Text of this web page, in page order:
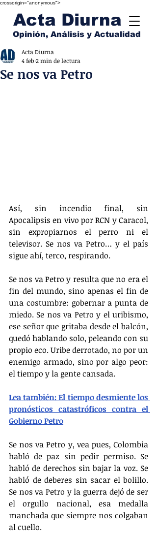
crossorigin="anonymous">
Acta Diurna
Opinión, Análisis y Actualidad
Se nos va Petro
Acta Diurna
4 feb 2 min de lectura
Así, sin incendio final, sin
Apocalipsis en vivo por RCN y Caracol,
sin expropiarnos el perro ni el
televisor. Se nos va Petro… y el país
sigue ahí, terco, respirando.
Se nos va Petro y resulta que no era el
fin del mundo, sino apenas el fin de
una costumbre: gobernar a punta de
miedo. Se nos va Petro y el uribismo,
ese señor que gritaba desde el balcón,
quedó hablando solo, peleando con su
propio eco. Uribe derrotado, no por un
enemigo armado, sino por algo peor:
el tiempo y la gente cansada.
Lea también: El tiempo desmiente los
pronósticos catastróficos contra el
Gobierno Petro
Se nos va Petro y, vea pues, Colombia
habló de paz sin pedir permiso. Se
habló de derechos sin bajar la voz. Se
habló de deberes sin sacar el bolillo.
Se nos va Petro y la guerra dejó de ser
el orgullo nacional, esa medalla
manchada que siempre nos colgaban
al cuello.